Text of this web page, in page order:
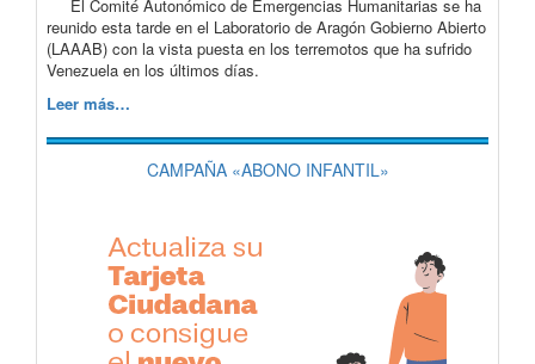
El Comité Autonómico de Emergencias Humanitarias se ha
reunido esta tarde en el Laboratorio de Aragón Gobierno Abierto
(LAAAB) con la vista puesta en los terremotos que ha sufrido
Venezuela en los últimos días.
Leer más…
CAMPAÑA «ABONO INFANTIL»